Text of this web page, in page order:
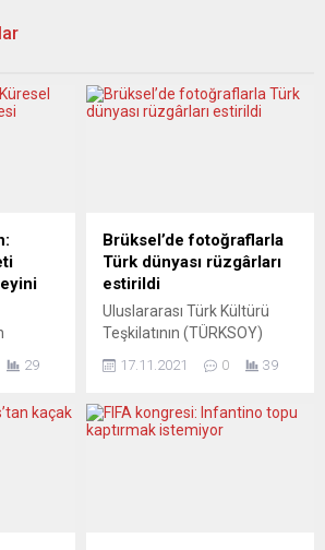
29
Brüksel’de fotoğraflarla
Türk dünyası rüzgârları
estirildi
Uluslararası Türk Kültürü
Teşkilatının (TÜRKSOY)
Kültür Günleri” etkinliği
Dünyası Kültür Başkenti
Hiva’dan İzlenimler”
17.11.2021 0 39